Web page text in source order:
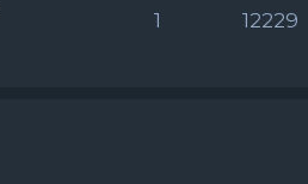
1 12229